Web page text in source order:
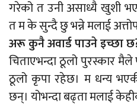
गरेको त उनी असाध्यै खुशी
त म के सुन्दै छु भन्ने मलाई
अरू कुनै अवार्ड पाउने इच्छा
चिताएभन्दा ठूलो पुरस्कार
ठूलो कृपा रहेछ। म धन्य
छन्। योभन्दा बढ्ता मलाई